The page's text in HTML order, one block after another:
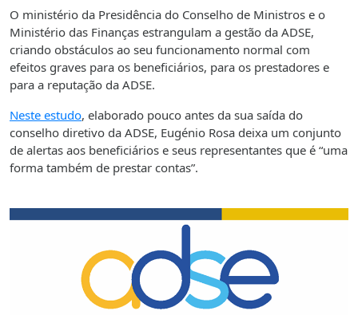
O ministério da Presidência do Conselho de Ministros e o
Ministério das Finanças estrangulam a gestão da ADSE,
criando obstáculos ao seu funcionamento normal com
efeitos graves para os beneficiários, para os prestadores e
para a reputação da ADSE.
Neste estudo, elaborado pouco antes da sua saída do
conselho diretivo da ADSE, Eugénio Rosa deixa um conjunto
de alertas aos beneficiários e seus representantes que é “uma
forma também de prestar contas”.